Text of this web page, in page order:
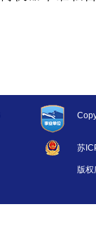
苏
版权